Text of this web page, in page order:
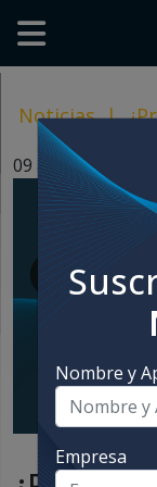
Noticias |
09 agosto, 2023
Nombre y
Empresa